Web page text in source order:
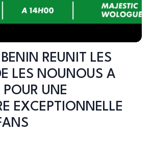
REUNIT LES
LES NOUNOUS A
UNE
EXCEPTIONNELLE